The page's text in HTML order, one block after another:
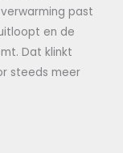
past
en de
Dat klinkt
steeds meer